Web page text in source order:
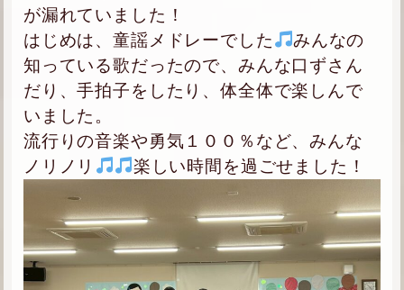
が漏れていました！
はじめは、童謡メドレーでした
みんなの
知っている歌だったので、みんな口ずさん
だり、手拍子をしたり、体全体で楽しんで
いました。
流行りの音楽や勇気１００％など、みんな
ノリノリ
楽しい時間を過ごせました！